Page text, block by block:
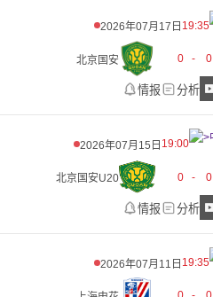
2026年07月17日 19:35
北京国安 0 - 0
情报 分析
2026年07月15日 19:00
北京国安U20 0 - 0
情报 分析
2026年07月11日 19:35